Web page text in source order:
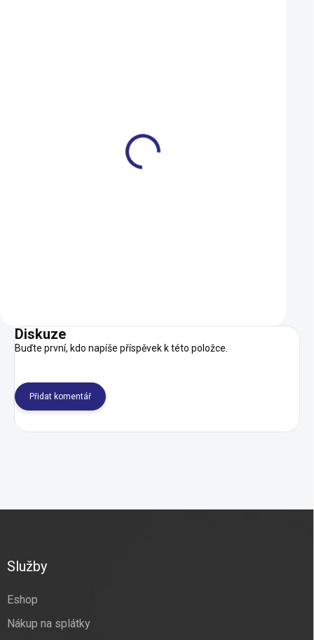
Diskuze
Buďte první, kdo napíše příspěvek k této položce.
Přidat komentář
Služby
Eshop
Nákup na splátky